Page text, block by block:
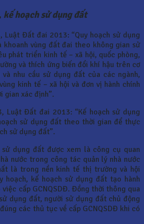
kế hoạch sử dụng đất
Luật Đất đai 2013: “Quy hoạch sử dụng
khoanh vùng đất đai theo không gian sử
phát triển kinh tế – xã hội, quốc phòng,
và thích ứng biến đổi khí hậu trên cơ
nhu cầu sử dụng đất của các ngành,
kinh tế – xã hội và đơn vị hành chính
gian xác định”.
Luật Đất đai 2013: “Kế hoạch sử dụng
sử dụng đất theo thời gian để thực
sử dụng đất”.
sử dụng đất được xem là công cụ quan
nước trong công tác quản lý nhà nước
là trong nền kinh tế thị trường và hội
hoạch, kế hoạch sử dụng đất tạo hành
cấp GCNQSDĐ. Đồng thời thông qua
dụng đất, người sử dụng đất chủ động
các thủ tục về cấp GCNQSDĐ khi có